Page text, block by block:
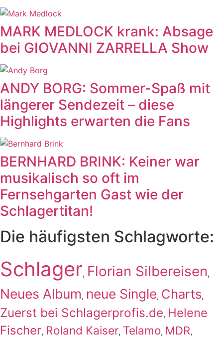
MARK MEDLOCK krank: Absage
bei GIOVANNI ZARRELLA Show
ANDY BORG: Sommer-Spaß mit
längerer Sendezeit – diese
Highlights erwarten die Fans
BERNHARD BRINK: Keiner war
musikalisch so oft im
Fernsehgarten Gast wie der
Schlagertitan!
Die häufigsten Schlagworte:
Schlager, Florian Silbereisen,
Neues Album, neue Single, Charts,
Zuerst bei Schlagerprofis.de, Helene
Fischer, Roland Kaiser, Telamo, MDR,